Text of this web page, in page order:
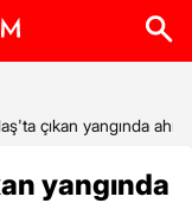
çıkan yangında
yangında